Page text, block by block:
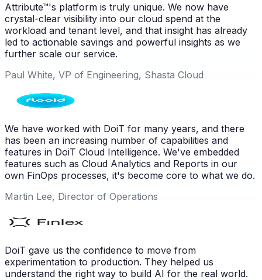
Attribute™'s platform is truly unique. We now have
crystal-clear visibility into our cloud spend at the
workload and tenant level, and that insight has already
led to actionable savings and powerful insights as we
further scale our service.
Paul White, VP of Engineering, Shasta Cloud
We have worked with DoiT for many years, and there
has been an increasing number of capabilities and
features in DoiT Cloud Intelligence. We've embedded
features such as Cloud Analytics and Reports in our
own FinOps processes, it's become core to what we do.
Martin Lee, Director of Operations
DoiT gave us the confidence to move from
experimentation to production. They helped us
understand the right way to build AI for the real world.